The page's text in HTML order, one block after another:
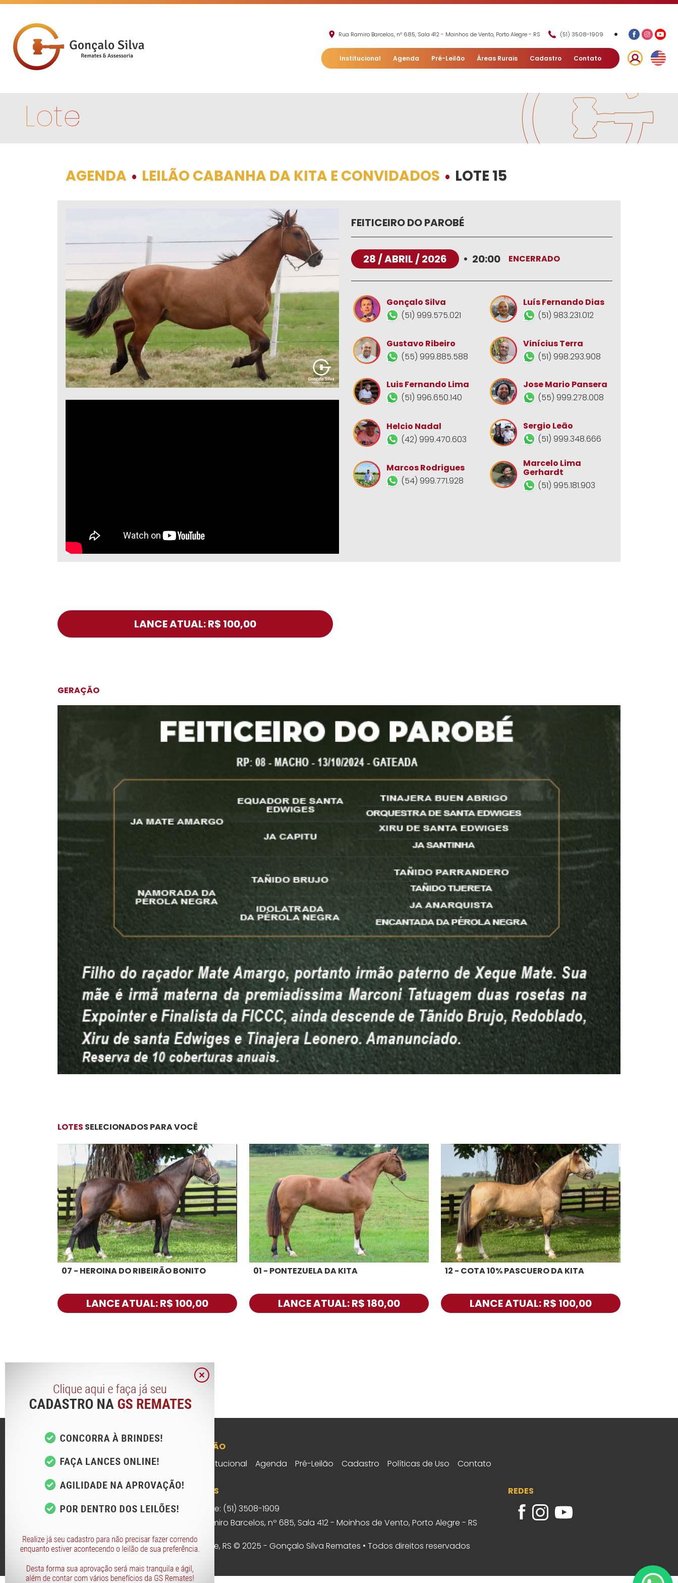
Rua Ramiro Barcelos, nº 685, Sala 412 - Moinhos de Vento, Porto Alegre - RS (51) 3508-1909 •
Institucional Agenda Pré-Leilão Áreas Rurais Cadastro Contato
Lote
AGENDA • LEILÃO CABANHA DA KITA E CONVIDADOS • LOTE 15
FEITICEIRO DO PAROBÉ
28 / ABRIL / 2026 • 20:00 ENCERRADO
Gonçalo Silva
(51) 999.575.021
Luís Fernando Dias
(51) 983.231.012
Gustavo Ribeiro
(55) 999.885.588
Vinícius Terra
(51) 998.293.908
Luis Fernando Lima
(51) 996.650.140
Jose Mario Pansera
(55) 999.278.008
Helcio Nadal
(42) 999.470.603
Sergio Leão
(51) 999.348.666
Marcos Rodrigues
(54) 999.771.928
Marcelo Lima
Gerhardt
(51) 995.181.903
LANCE ATUAL: R$ 100,00
GERAÇÃO
LOTES SELECIONADOS PARA VOCÊ
07 - HEROINA DO RIBEIRÃO BONITO
LANCE ATUAL: R$ 100,00
01 - PONTEZUELA DA KITA
LANCE ATUAL: R$ 180,00
12 - COTA 10% PASCUERO DA KITA
LANCE ATUAL: R$ 100,00
NAVEGAÇÃO
Institucional Agenda Pré-Leilão Cadastro Políticas de Uso Contato
CONTATOS
Telefone: (51) 3508-1909
Rua Ramiro Barcelos, nº 685, Sala 412 - Moinhos de Vento, Porto Alegre - RS
Porto Alegre, RS © 2025 - Gonçalo Silva Remates • Todos direitos reservados
REDES